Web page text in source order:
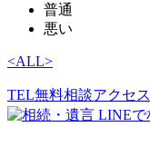
普通
悪い
<ALL>
TEL無料相談アクセス